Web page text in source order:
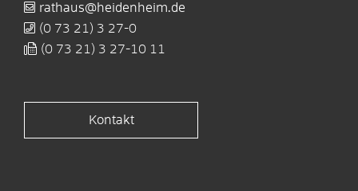
rathaus@heidenheim.de
(0 73 21) 3 27-0
(0 73 21) 3 27-10 11
Kontakt